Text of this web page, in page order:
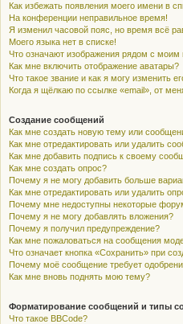
Как избежать появления моего имени в
На конференции неправильное время!
Я изменил часовой пояс, но время всё
Моего языка нет в списке!
Что означают изображения рядом с моим
Как мне включить отображение аватары?
Что такое звание и как я могу изменить
Когда я щёлкаю по ссылке «email», от
Создание сообщений
Как мне создать новую тему или
Как мне отредактировать или удалить
Как мне добавить подпись к своему
Как мне создать опрос?
Почему я не могу добавить больше
Как мне отредактировать или удалить
Почему мне недоступны некоторые
Почему я не могу добавлять вложения?
Почему я получил предупреждение?
Как мне пожаловаться на сообщения
Что означает кнопка «Сохранить» при
Почему моё сообщение требует
Как мне вновь поднять мою тему?
Форматирование сообщений и типы
Что такое BBCode?